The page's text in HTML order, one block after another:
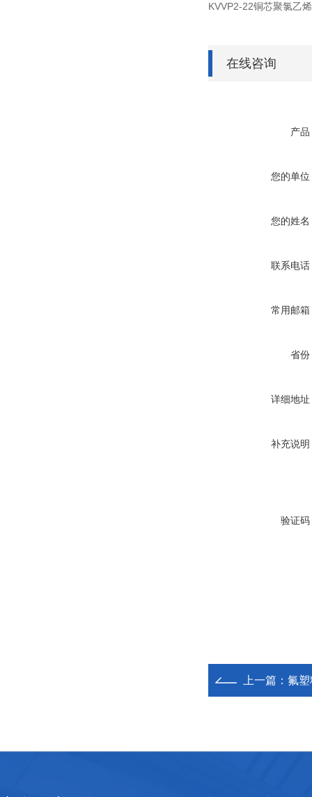
KVVP2-22铜芯聚氯乙
在线咨询
产品
您的单位
您的姓名
联系电话
常用邮箱
省份
详细地址
补充说明
验证码
上一篇： 氟